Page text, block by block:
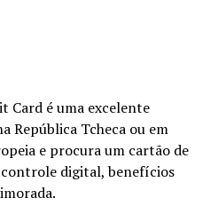
Card é uma excelente
República Tcheca ou em
e procura um cartão de
digital, benefícios